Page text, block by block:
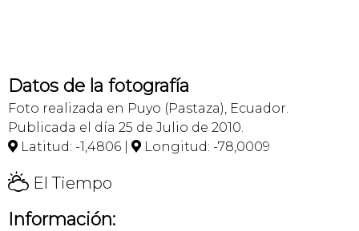
Datos de la fotografía
Foto realizada en Puyo (Pastaza), Ecuador.
Publicada el día 25 de Julio de 2010.
 Latitud: -1,4806 |  Longitud: -78,0009
H El Tiempo
Información: